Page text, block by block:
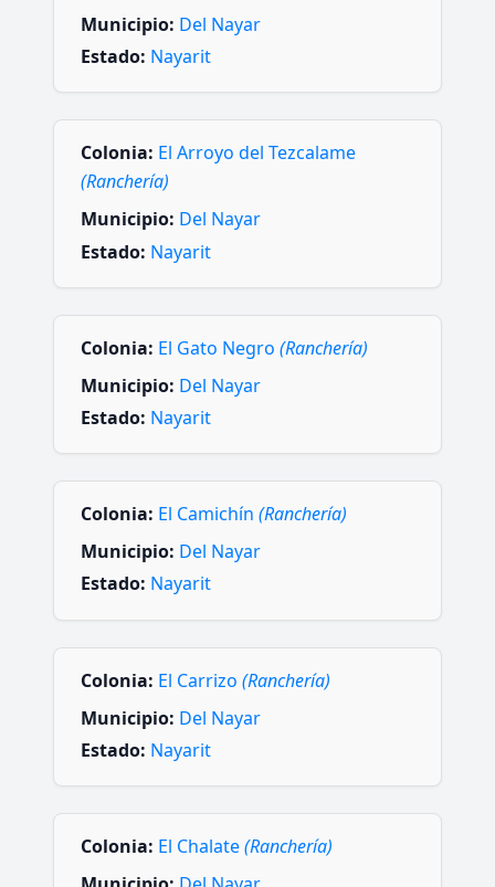
Municipio: Del Nayar
Estado: Nayarit
Colonia: El Arroyo del Tezcalame
(Ranchería)
Municipio: Del Nayar
Estado: Nayarit
Colonia: El Gato Negro (Ranchería)
Municipio: Del Nayar
Estado: Nayarit
Colonia: El Camichín (Ranchería)
Municipio: Del Nayar
Estado: Nayarit
Colonia: El Carrizo (Ranchería)
Municipio: Del Nayar
Estado: Nayarit
Colonia: El Chalate(Ranchería)